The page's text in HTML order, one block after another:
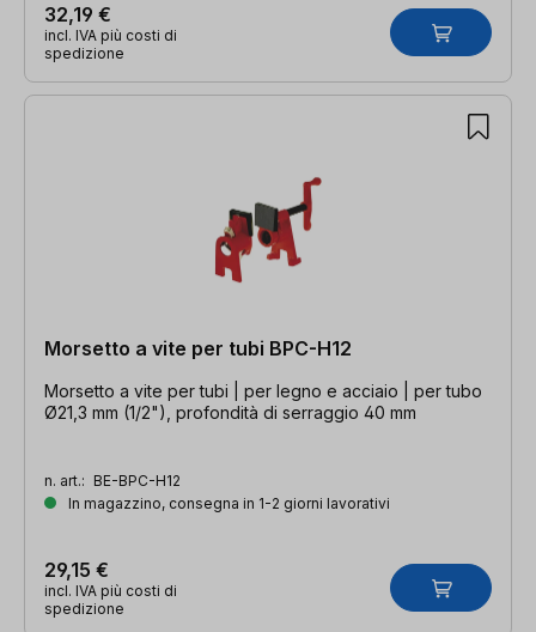
32,19 €
incl. IVA più costi di
spedizione
Morsetto a vite per tubi BPC-H12
Morsetto a vite per tubi | per legno e acciaio | per tubo
Ø21,3 mm (1/2"), profondità di serraggio 40 mm
n. art.: BE-BPC-H12
In magazzino, consegna in 1-2 giorni lavorativi
29,15 €
incl. IVA più costi di
spedizione